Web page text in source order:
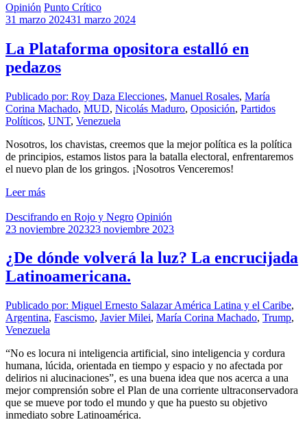
Opinión Punto Crítico
31 marzo 202431 marzo 2024
La Plataforma opositora estalló en
pedazos
Publicado por: Roy Daza Elecciones, Manuel Rosales, María
Corina Machado, MUD, Nicolás Maduro, Oposición, Partidos
Políticos, UNT, Venezuela
Nosotros, los chavistas, creemos que la mejor política es la política
de principios, estamos listos para la batalla electoral, enfrentaremos
el nuevo plan de los gringos. ¡Nosotros Venceremos!
Leer más
Descifrando en Rojo y Negro Opinión
23 noviembre 202323 noviembre 2023
¿De dónde volverá la luz? La encrucijada
Latinoamericana.
Publicado por: Miguel Ernesto SalazarAmérica Latina y el Caribe,
Argentina, Fascismo, Javier Milei, María Corina Machado, Trump,
Venezuela
“No es locura ni inteligencia artificial, sino inteligencia y cordura
humana, lúcida, orientada en tiempo y espacio y no afectada por
delirios ni alucinaciones”, es una buena idea que nos acerca a una
mejor comprensión sobre el Plan de una corriente ultraconservadora
que se mueve por todo el mundo y que ha puesto su objetivo
inmediato sobre Latinoamérica.